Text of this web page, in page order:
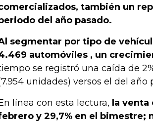
también un
del año pasado.
segmentar por tipo de
automóviles , un
se registró una caída de
unidades) versos el del año
línea con esta lectura, la venta
y 29,7% en el bimestre;